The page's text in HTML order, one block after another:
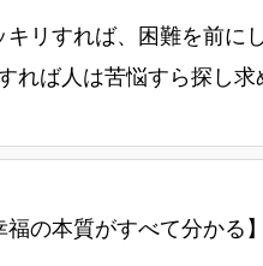
リすれば、困難を前に
れば人は苦悩すら探し求
の本質がすべて分かる